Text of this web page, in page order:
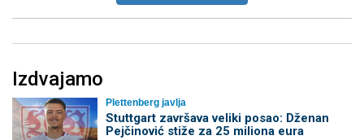
Izdvajamo
Plettenberg javlja
Stuttgart završava veliki posao: Dženan
Pejčinović stiže za 25 miliona eura